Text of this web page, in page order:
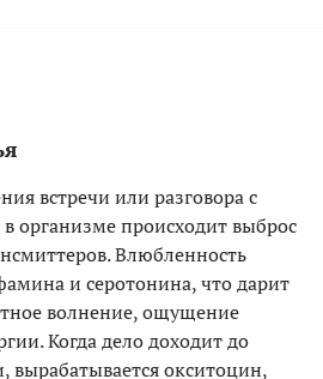
встречи или разговора с
организме происходит выброс
Влюбленность
и серотонина, что дарит
волнение, ощущение
Когда дело доходит до
вырабатывается окситоцин,